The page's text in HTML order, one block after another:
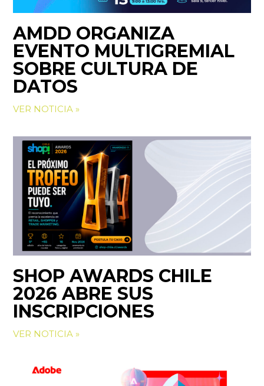
AMDD ORGANIZA
EVENTO MULTIGREMIAL
SOBRE CULTURA DE
DATOS
VER NOTICIA »
SHOP AWARDS CHILE
2026 ABRE SUS
INSCRIPCIONES
VER NOTICIA »